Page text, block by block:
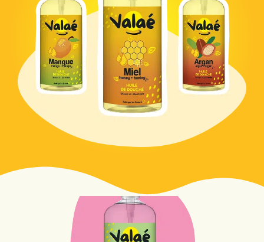
GEL DOUCHE PÊCHE